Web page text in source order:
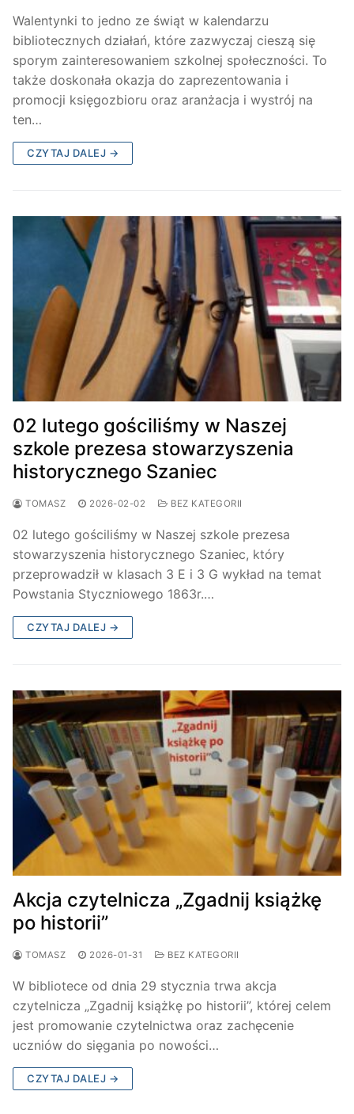
Walentynki to jedno ze świąt w kalendarzu
bibliotecznych działań, które zazwyczaj cieszą się
sporym zainteresowaniem szkolnej społeczności. To
także doskonała okazja do zaprezentowania i
promocji księgozbioru oraz aranżacja i wystrój na
ten…
CZYTAJ DALEJ →
02 lutego gościliśmy w Naszej
szkole prezesa stowarzyszenia
historycznego Szaniec
TOMASZ 2026-02-02 BEZ KATEGORII
02 lutego gościliśmy w Naszej szkole prezesa
stowarzyszenia historycznego Szaniec, który
przeprowadził w klasach 3 E i 3 G wykład na temat
Powstania Styczniowego 1863r.…
CZYTAJ DALEJ →
Akcja czytelnicza „Zgadnij książkę
po historii”
TOMASZ 2026-01-31 BEZ KATEGORII
W bibliotece od dnia 29 stycznia trwa akcja
czytelnicza „Zgadnij książkę po historii”, której celem
jest promowanie czytelnictwa oraz zachęcenie
uczniów do sięgania po nowości…
CZYTAJ DALEJ →